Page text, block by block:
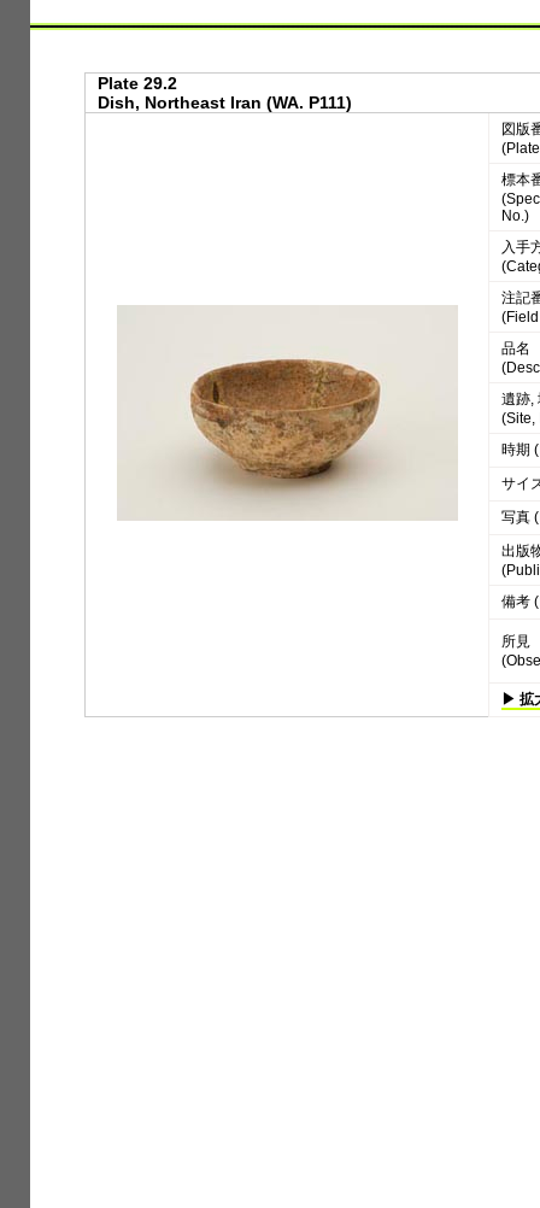
Plate 29.2
Dish, Northeast Iran (WA. P111)
図版
標本
No.)
入手
注記
品名
遺跡,
(Site,
時期
サイ
写真
出版
備考
所見
▶ 拡